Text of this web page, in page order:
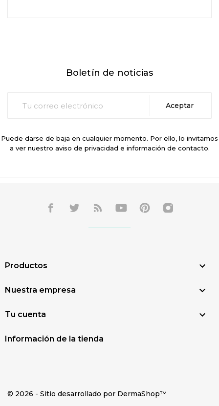
Boletín de noticias
Puede darse de baja en cualquier momento. Por ello, lo invitamos
a ver nuestro aviso de privacidad e información de contacto.
Productos 
Nuestra empresa 
Tu cuenta 
Información de la tienda
© 2026 - Sitio desarrollado por DermaShop™